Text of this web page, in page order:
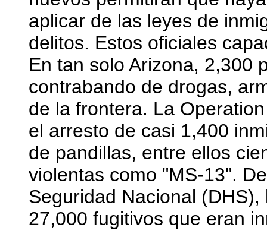
aplicar de las leyes de
delitos. Estos oficiales
En tan solo Arizona, 2,300
contrabando de drogas,
de la frontera. La
el arresto de casi 1,400
de pandillas, entre ellos
violentas como "MS-13".
Seguridad Nacional
27,000 fugitivos que eran